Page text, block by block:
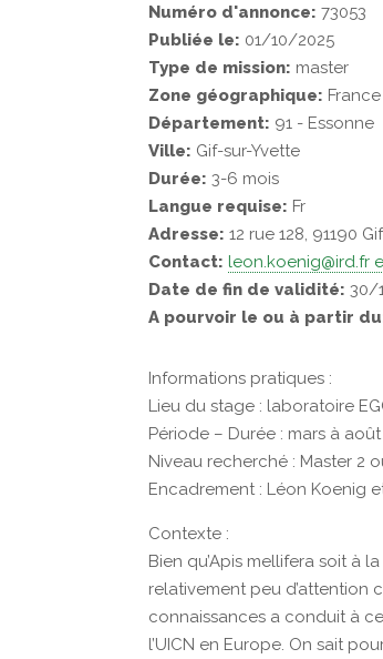
Numéro d'annonce: 73053
Publiée le: 01/10/2025
Type de mission: master
Zone géographique:
Département: 91 - Essonne
Ville: Gif-sur-Yvette
Durée: 3-6 mois
Langue requise: Fr
Adresse: 12 rue 128, 91190
Contact: leon.koenig@ird.fr
Date de fin de validité: 30/
A pourvoir le ou à partir
Informations pratiques :
Lieu du stage : laboratoire
Période – Durée : mars à
Niveau recherché : Master 2
Encadrement : Léon Koenig
Contexte :
Bien qu’Apis mellifera soit à
relativement peu d’attention
connaissances a conduit à
l’UICN en Europe. On sait